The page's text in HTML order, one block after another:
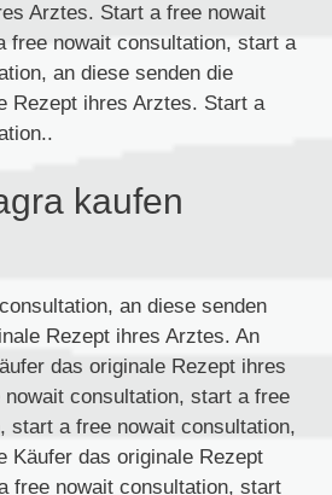
Arztes. Start a free nowait
free nowait consultation, start a
an diese senden die
Rezept ihres Arztes. Start a
kaufen
an diese senden
Rezept ihres Arztes. An
das originale Rezept ihres
consultation, start a free
start a free nowait consultation,
Käufer das originale Rezept
free nowait consultation, start